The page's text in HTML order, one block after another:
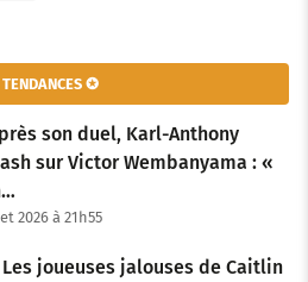
✪
son duel, Karl-Anthony
sur Victor Wembanyama : «
2026 à 21h55
Les joueuses jalouses de Caitlin